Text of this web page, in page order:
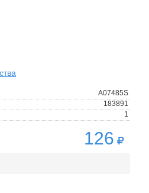
A07485S
183891
1
126